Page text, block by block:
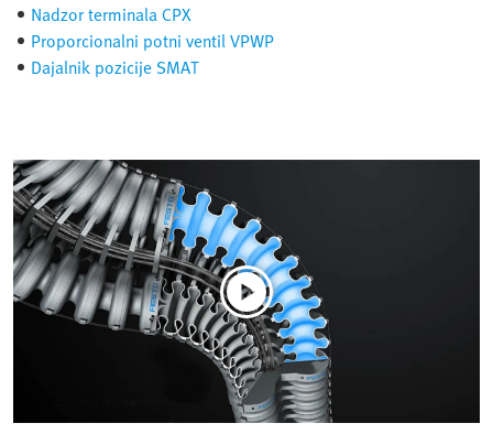
Nadzor terminala CPX
Proporcionalni potni ventil VPWP
Dajalnik pozicije SMAT